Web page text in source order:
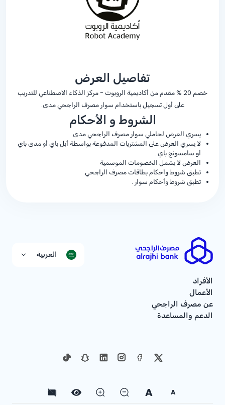
تفاصيل العرض
خصم % 20 مقدم من أكاديمية الروبوت - مركز الذكاء الاصطناعي للتدريب
على أول تسجيل باستخدام سوار مصرف الراجحي مدى.
الشروط و الأحكام
يسري العرض لحاملي سوار مصرف الراجحي مدى
لا يسري العرض على المشتريات المدفوعة بواسطة أبل باي أو مدى باي
أو سامسونج باي .
العرض لا يشمل الخصومات الموسمية
تطبق شروط وأحكام بطاقات مصرف الراجحي.
تطبق شروط وأحكام سوار .
العربية
الأفراد
الأعمال
عن مصرف الراجحي
الدعم والمساعدة
A
A